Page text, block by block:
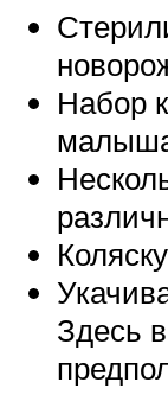
Набор
Здесь